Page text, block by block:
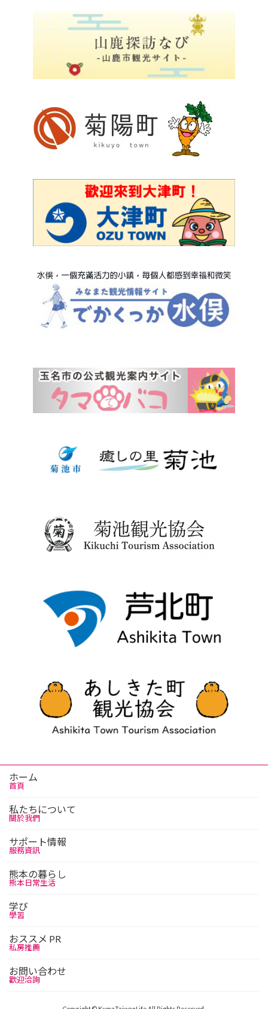
ホーム
首頁
私たちについて
關於我們
サポート情報
服務資訊
熊本の暮らし
熊本日常生活
学び
學習
おススメ PR
私房推薦
お問い合わせ
歡迎洽詢